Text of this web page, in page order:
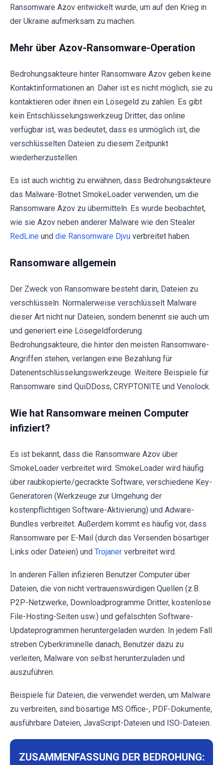
Ransomware Azov entwickelt wurde, um auf den Krieg in
der Ukraine aufmerksam zu machen.
Mehr über Azov-Ransomware-Operation
Bedrohungsakteure hinter Ransomware Azov geben keine
Kontaktinformationen an. Daher ist es nicht möglich, sie zu
kontaktieren oder ihnen ein Lösegeld zu zahlen. Es gibt
kein Entschlüsselungswerkzeug Dritter, das online
verfügbar ist, was bedeutet, dass es unmöglich ist, die
verschlüsselten Dateien zu diesem Zeitpunkt
wiederherzustellen.
Es ist auch wichtig zu erwähnen, dass Bedrohungsakteure
das Malware-Botnet SmokeLoader verwenden, um die
Ransomware Azov zu übermitteln. Es wurde beobachtet,
wie sie Azov neben anderer Malware wie den Stealer
RedLine und die Ransomware Djvu verbreitet haben.
Ransomware allgemein
Der Zweck von Ransomware besteht darin, Dateien zu
verschlüsseln. Normalerweise verschlüsselt Malware
dieser Art nicht nur Dateien, sondern benennt sie auch um
und generiert eine Lösegeldforderung.
Bedrohungsakteure, die hinter den meisten Ransomware-
Angriffen stehen, verlangen eine Bezahlung für
Datenentschlüsselungswerkzeuge. Weitere Beispiele für
Ransomware sind QuiDDoss, CRYPTONITE und Venolock.
Wie hat Ransomware meinen Computer
infiziert?
Es ist bekannt, dass die Ransomware Azov über
SmokeLoader verbreitet wird. SmokeLoader wird häufig
über raubkopierte/gecrackte Software, verschiedene Key-
Generatoren (Werkzeuge zur Umgehung der
kostenpflichtigen Software-Aktivierung) und Adware-
Bundles verbreitet. Außerdem kommt es häufig vor, dass
Ransomware per E-Mail (durch das Versenden bösartiger
Links oder Dateien) und Trojaner verbreitet wird.
In anderen Fällen infizieren Benutzer Computer über
Dateien, die von nicht vertrauenswürdigen Quellen (z.B.
P2P-Netzwerke, Downloadprogramme Dritter, kostenlose
File-Hosting-Seiten usw.) und gefälschten Software-
Updateprogrammen heruntergeladen wurden. In jedem Fall
streben Cyberkriminelle danach, Benutzer dazu zu
verleiten, Malware von selbst herunterzuladen und
auszuführen.
Beispiele für Dateien, die verwendet werden, um Malware
zu verbreiten, sind bösartige MS Office-, PDF-Dokumente,
ausführbare Dateien, JavaScript-Dateien und ISO-Dateien.
ZUSAMMENFASSUNG DER BEDROHUNG: